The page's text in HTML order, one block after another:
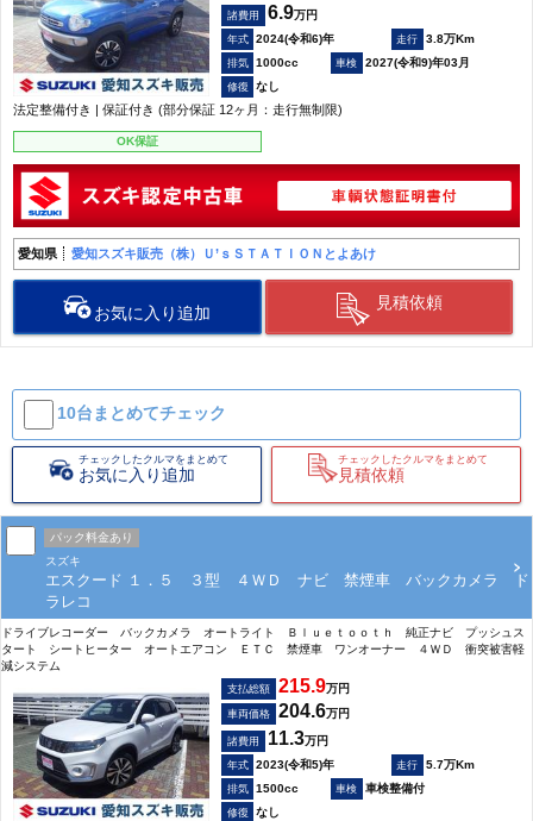
諸費用 6.9万円
2024(令和6)年
3.8万Km
1000cc
2027(令和9)年03月
なし
法定整備付き | 保証付き (部分保証 12ヶ月：走行無制限)
OK保証
愛知県 愛知スズキ販売（株）Ｕ’ｓＳＴＡＴＩＯＮとよあけ
お気に入り追加
見積依頼
10台まとめてチェック
チェックしたクルマをまとめて
お気に入り追加
チェックしたクルマをまとめて
見積依頼
パック料金あり
スズキ
エスクード １．５ ３型 ４ＷＤ ナビ 禁煙車 バックカメラ ド
ラレコ
ドライブレコーダー バックカメラ オートライト Ｂｌｕｅｔｏｏｔｈ 純正ナビ プッシュス
タート シートヒーター オートエアコン ＥＴＣ 禁煙車 ワンオーナー ４ＷＤ 衝突被害軽
減システム
支払総額 215.9万円
車両価格 204.6万円
諸費用 11.3万円
2023(令和5)年
5.7万Km
1500cc
車検整備付
なし